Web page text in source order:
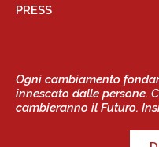
PRESS
Ogni cambiamento
innescato dalle persone.
cambieranno il Futuro.